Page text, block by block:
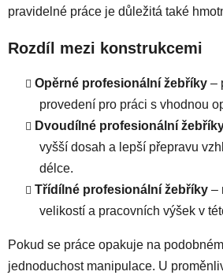
y
ý
i
s
u
pravidelné práce je důležitá také
Rozdíl mezi konstrukcemi
Opěrné profesionální žebříky –
provedení pro práci s vhodnou
Dvoudílné profesionální
vyšší dosah a lepší přepravu
délce.
Třídílné profesionální žebříky –
velikostí a pracovních výšek v
Pokud se práce opakuje na
jednoduchost manipulace. U